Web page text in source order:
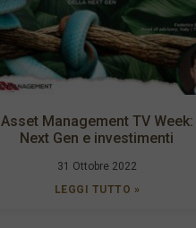
Asset Management TV Week:
Next Gen e investimenti
31 Ottobre 2022
LEGGI TUTTO »